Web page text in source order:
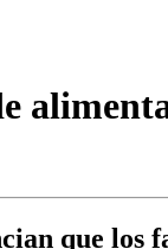
que los